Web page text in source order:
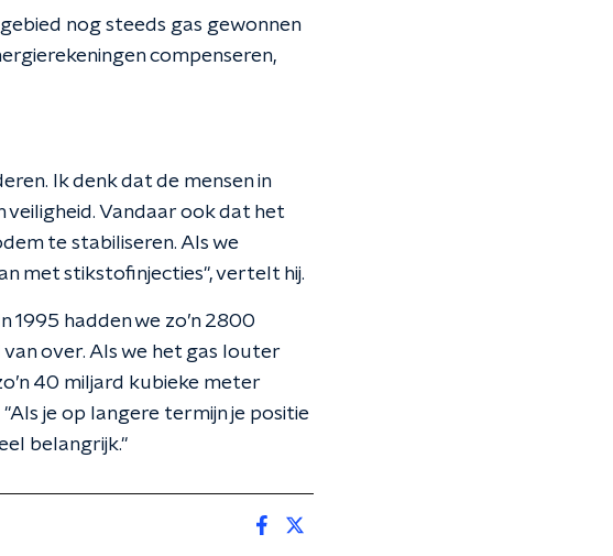
nog steeds gas gewonnen
compenseren,
Ik denk dat de mensen in
veiligheid. Vandaar ook dat het
te stabiliseren. Als we
met stikstofinjecties", vertelt hij.
1995 hadden we zo’n 2800
over. Als we het gas louter
40 miljard kubieke meter
je op langere termijn je positie
belangrijk."